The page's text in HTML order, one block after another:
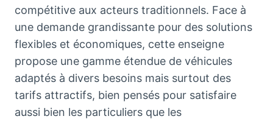
compétitive aux acteurs traditionnels. Face à
une demande grandissante pour des solutions
flexibles et économiques, cette enseigne
propose une gamme étendue de véhicules
adaptés à divers besoins mais surtout des
tarifs attractifs, bien pensés pour satisfaire
aussi bien les particuliers que les